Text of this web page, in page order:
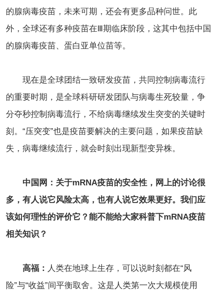
的腺病毒疫苗，未来可期，还会有更多品种问世。此
外，全球还有多种疫苗在Ⅲ期临床阶段，这其中包括中国
的腺病毒疫苗、蛋白亚单位苗等。
现在是全球团结一致研发疫苗，共同控制病毒流行
的重要时期，是全球科研研发团队与病毒生死较量，争
分夺秒控制病毒流行，不给病毒继续发生突变的关键时
刻。“压突变”也是疫苗要解决的主要问题，如果疫苗缺
失，病毒继续流行，就会时刻出现新型变异株。
中国网：关于mRNA疫苗的安全性，网上的讨论很
多，有人说它风险太高，也有人说它效果更好。我们应
该如何理性的评价它？能不能给大家科普下mRNA疫苗
相关知识？
高福： 人类在地球上生存，可以说时刻都在“风
险”与“收益”间平衡取舍。这是人类第一次大规模使用